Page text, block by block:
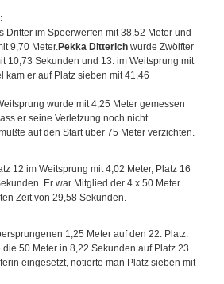
Dritter im Speerwerfen mit 38,52 Meter und
9,70 Meter.Pekka Ditterich wurde Zwölfter
10,73 Sekunden und 13. im Weitsprung mit
kam er auf Platz sieben mit 41,46
wurde mit 4,25 Meter gemessen
er seine Verletzung noch nicht
auf den Start über 75 Meter verzichten.
12 im Weitsprung mit 4,02 Meter, Platz 16
Er war Mitglied der 4 x 50 Meter
Zeit von 29,58 Sekunden.
1,25 Meter auf den 22. Platz.
die 50 Meter in 8,22 Sekunden auf Platz 23.
eingesetzt, notierte man Platz sieben mit